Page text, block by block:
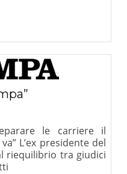
le carriere il
L’ex presidente del
riequilibrio tra giudici